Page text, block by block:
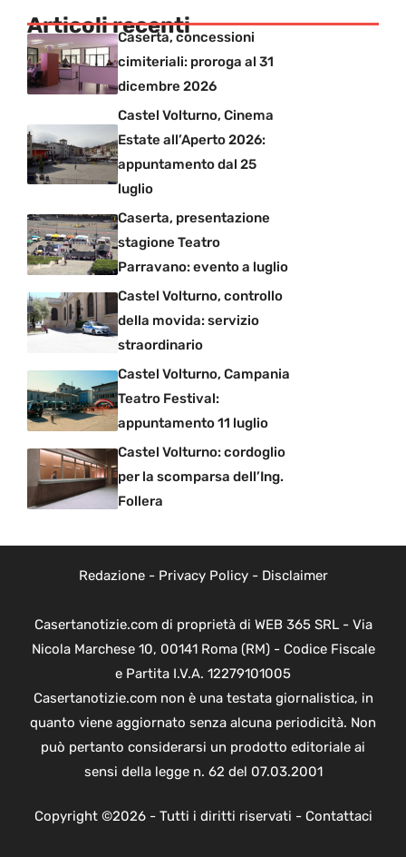
Articoli recenti
Caserta, concessioni
cimiteriali: proroga al 31
dicembre 2026
Castel Volturno, Cinema
Estate all’Aperto 2026:
appuntamento dal 25
luglio
Caserta, presentazione
stagione Teatro
Parravano: evento a luglio
Castel Volturno, controllo
della movida: servizio
straordinario
Castel Volturno, Campania
Teatro Festival:
appuntamento 11 luglio
Castel Volturno: cordoglio
per la scomparsa dell’Ing.
Follera
Redazione- Privacy Policy- Disclaimer
Casertanotizie.com di proprietà di WEB 365 SRL - Via
Nicola Marchese 10, 00141 Roma (RM) - Codice Fiscale
e Partita I.V.A. 12279101005
Casertanotizie.com non è una testata giornalistica, in
quanto viene aggiornato senza alcuna periodicità. Non
può pertanto considerarsi un prodotto editoriale ai
sensi della legge n. 62 del 07.03.2001
Copyright ©2026 - Tutti i diritti riservati - Contattaci